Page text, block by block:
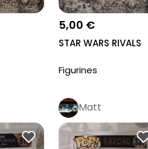
5,00 €
STAR WARS RIVALS
Figurines
Matt